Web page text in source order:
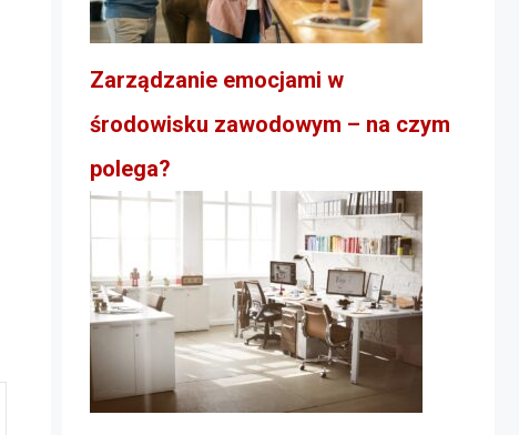
Zarządzanie emocjami w
środowisku zawodowym – na czym
polega?